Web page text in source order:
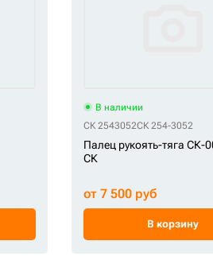
В наличии
СК 2543052СК 254-3052
Палец рукоять-тяга СК-
СК
от 7 500 руб
В корзину